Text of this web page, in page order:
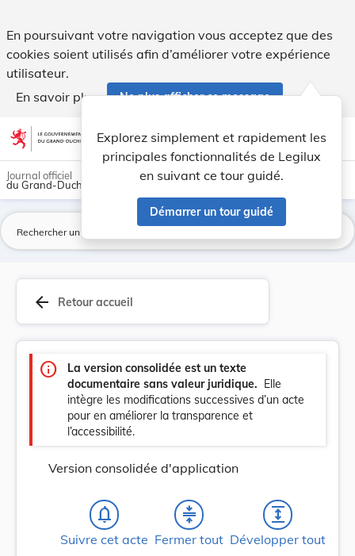
En poursuivant votre navigation vous acceptez que des
cookies soient utilisés afin d’améliorer votre expérience
utilisateur.
En savoir plus
Ne plus afficher ce message
Aller au contenu account_circle help Aide
Explorez simplement et rapidement les
principales fonctionnalités de Legilux
en suivant ce tour guidé.
Démarrer un tour guidé
light_mode dark_mode
Journal officiel
du Grand-Duché de Luxembourg
arrow_back Retour accueil
info
La version consolidée est un texte
documentaire sans valeur juridique. Elle
intègre les modifications successives d’un acte
pour en améliorer la transparence et
l’accessibilité.
Version consolidée d'application
notifications_none
Suivre cet acte
compress
Fermer tout
expand
Développer tout